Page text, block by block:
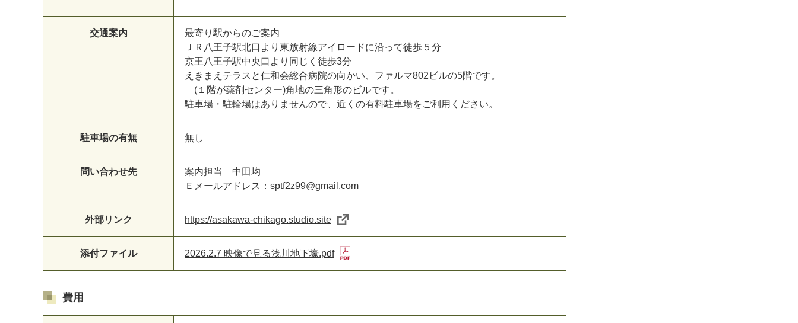
交通案内
最寄り駅からのご案内
ＪＲ八王子駅北口より東放射線アイロードに沿って徒歩５分
京王八王子駅中央口より同じく徒歩3分
えきまえテラスと仁和会総合病院の向かい、ファルマ802ビルの5階です。
(１階が薬剤センター)角地の三角形のビルです。
駐車場・駐輪場はありませんので、近くの有料駐車場をご利用ください。
駐車場の有無 無し
問い合わせ先
案内担当 中田均
Ｅメールアドレス：sptf2z99@gmail.com
外部リンク https://asakawa-chikago.studio.site
添付ファイル 2026.2.7 映像で見る浅川地下壕.pdf
費用